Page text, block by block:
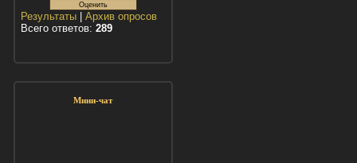
Результаты| Архив опросов
Всего ответов: 289
Мини-чат